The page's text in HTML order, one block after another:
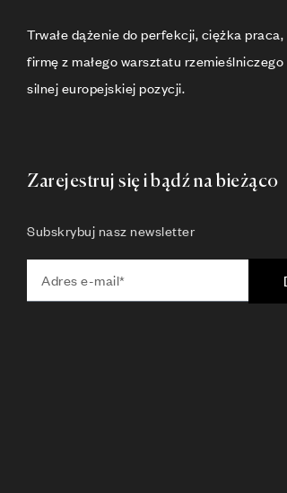
Trwałe dążenie do perfekcji, ciężka
firmę z małego warsztatu
silnej europejskiej pozycji.
Zarejestruj się i bądź na bieżąco
Subskrybuj nasz newsletter